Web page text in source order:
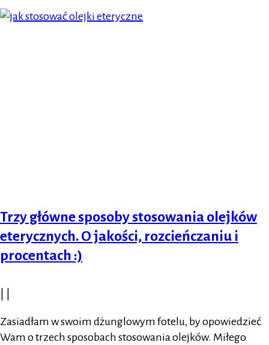
Trzy główne sposoby stosowania olejków
eterycznych. O jakości, rozcieńczaniu i
procentach :)
Zasiadłam w swoim dżunglowym fotelu, by opowiedzieć
Wam o trzech sposobach stosowania olejków. Miłego